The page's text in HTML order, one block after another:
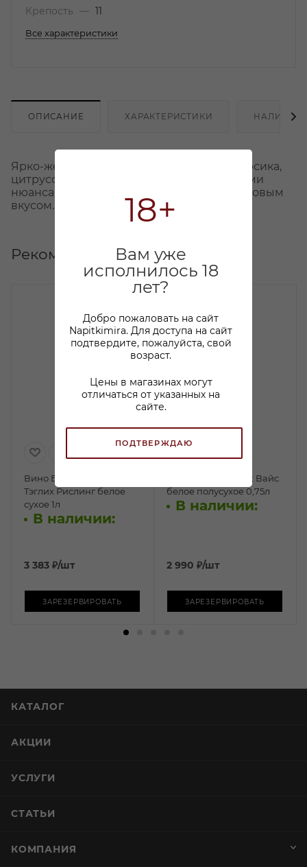
18+
Вам уже
исполнилось 18
лет?
Добро пожаловать на сайт
Napitkimira. Для доступа на сайт
подтвердите, пожалуйста, свой
возраст.
Цены в магазинах могут
отличаться от указанных на
сайте.
ПОДТВЕРЖДАЮ
Крепость
— 11
Все характеристики
ОПИСАНИЕ ХАРАКТЕРИСТИКИ НАЛИЧИЕ
Ярко-жёлтого цвета. Аромат с нотами персика,
цитрусовых фруктов и легкими травяными
нюансами. Освежающий рислинг с фруктовым
вкусом.
Рекомендуем
Вино Брауневелл Унзер
Тэглих Рислинг белое
сухое 1л
В наличии:
3 383 ₽/шт
ЗАРЕЗЕРВИРОВАТЬ
Вино Рислинг Ник Вайс
белое полусухое 0,75л
В наличии:
2 990 ₽/шт
ЗАРЕЗЕРВИРОВАТЬ
КАТАЛОГ
АКЦИИ
УСЛУГИ
СТАТЬИ
КОМПАНИЯ